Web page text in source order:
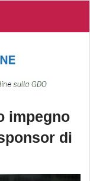
impegno
di